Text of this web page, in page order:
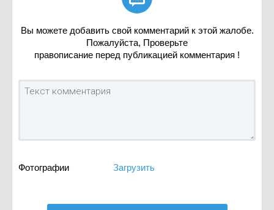
Вы можете добавить свой комментарий к этой жалобе.
Пожалуйста, Проверьте
правописание перед публикацией комментария !
Фотографии Загрузить